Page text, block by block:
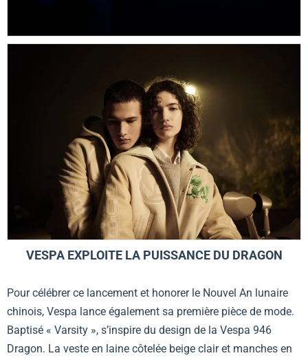
VESPA EXPLOITE LA PUISSANCE DU DRAGON
Pour célébrer ce lancement et honorer le Nouvel An lunaire
chinois, Vespa lance également sa première pièce de mode.
Baptisé « Varsity », s’inspire du design de la Vespa 946
Dragon. La veste en laine côtelée beige clair et manches en